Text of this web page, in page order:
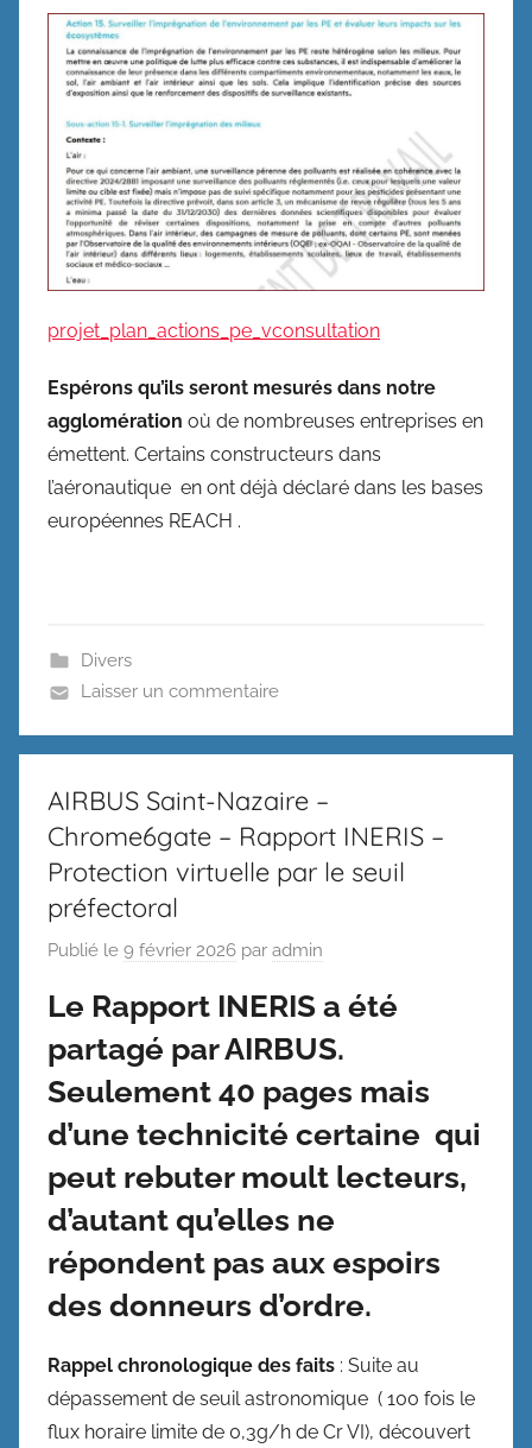
projet_plan_actions_pe_vconsultation
Espérons qu’ils seront mesurés dans notre
agglomération où de nombreuses entreprises en
émettent. Certains constructeurs dans
l’aéronautique en ont déjà déclaré dans les bases
européennes REACH .
Divers
Laisser un commentaire
AIRBUS Saint-Nazaire –
Chrome6gate – Rapport INERIS –
Protection virtuelle par le seuil
préfectoral
Publié le 9 février 2026 par admin
Le Rapport INERIS a été
partagé par AIRBUS.
Seulement 40 pages mais
d’une technicité certaine qui
peut rebuter moult lecteurs,
d’autant qu’elles ne
répondent pas aux espoirs
des donneurs d’ordre.
Rappel chronologique des faits : Suite au
dépassement de seuil astronomique ( 100 fois le
flux horaire limite de 0,3g/h de Cr VI), découvert